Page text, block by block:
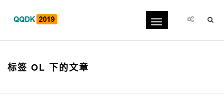
Toggle
标签 OL 下的文章